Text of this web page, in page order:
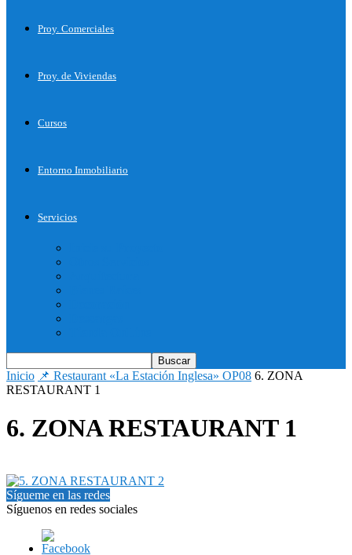
Proy. Comerciales
Proy. de Viviendas
Cursos
Entorno Inmobiliario
Servicios
Inicio 📌 Restaurant «La Estación Inglesa» OP08 6. ZONA
RESTAURANT 1
6. ZONA RESTAURANT 1
Sígueme en las redes
Síguenos en redes sociales